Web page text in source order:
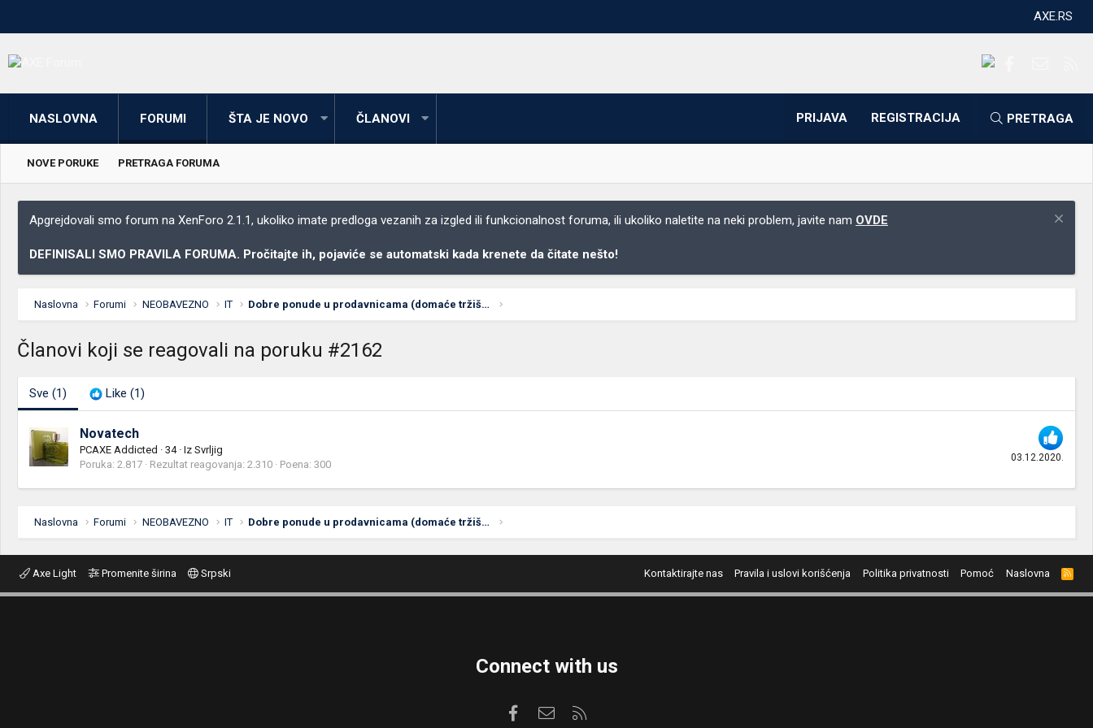
AXE.RS
NASLOVNA FORUMI ŠTA JE NOVO ČLANOVI PRIJAVA REGISTRACIJA PRETRAGA
NOVE PORUKE PRETRAGA FORUMA
Apgrejdovali smo forum na XenForo 2.1.1, ukoliko imate predloga vezanih za izgled ili funkcionalnost foruma, ili ukoliko naletite na neki problem, javite nam OVDE
DEFINISALI SMO PRAVILA FORUMA. Pročitajte ih, pojaviće se automatski kada krenete da čitate nešto!
Naslovna Forumi NEOBAVEZNO IT Dobre ponude u prodavnicama (domaće tržište)
Članovi koji se reagovali na poruku #2162
Sve (1) Like (1)
03.12.2020.
Novatech
PCAXE Addicted · 34 · Iz Svrljig
Poruka 2.817 Rezultat reagovanja 2.310 Poena 300
Naslovna Forumi NEOBAVEZNO IT Dobre ponude u prodavnicama (domaće tržište)
Axe Light Promenite širina Srpski Kontaktirajte nas Pravila i uslovi korišćenja Politika privatnosti Pomoć Naslovna
R
S
S
Connect with us
FacebookKontaktirajte nas